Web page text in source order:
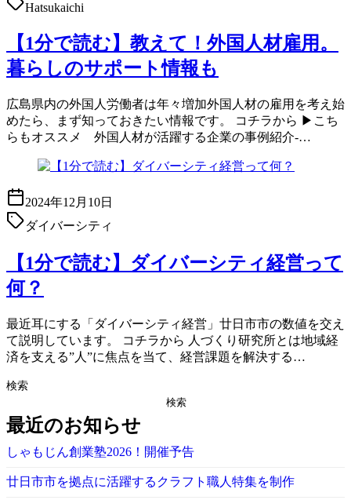
Hatsukaichi
【1分で読む】教えて！外国人材雇用。
暮らしのサポート情報も
広島県内の外国人労働者は年々増加外国人材の雇用を考え始
めたら、まず知っておきたい情報です。 コチラから ▶こち
らもオススメ 外国人材が活躍する企業の事例紹介-…
2024年12月10日
ダイバーシティ
【1分で読む】ダイバーシティ経営って
何？
最近耳にする「ダイバーシティ経営」廿日市市の数値を交え
て説明しています。 コチラから 人づくり研究所とは地域経
済を支える”人”に焦点を当て、経営課題を解決する…
検索
検索
最近のお知らせ
しゃもじん創業塾2026！開催予告
廿日市市を拠点に活躍するクラフト職人特集を制作